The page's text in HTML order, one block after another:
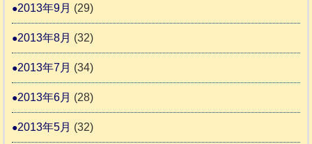
2013年9月 (29)
2013年8月 (32)
2013年7月 (34)
2013年6月 (28)
2013年5月 (32)